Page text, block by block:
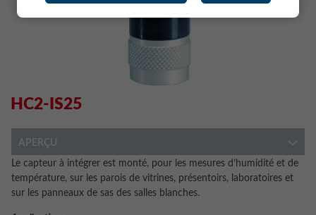
HC2-IS25
APERÇU
Le capteur à intégrer est monté, pour les mesures d’humidité et de
température, sur les parois de vitrines, présentoirs, laboratoires et
sur les panneaux de sas des salles blanches.